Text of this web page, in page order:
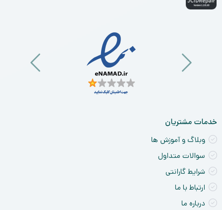
خدمات مشتریان
وبلاگ و آموزش ها
سوالات متداول
شرایط گارانتی
ارتباط با ما
درباره ما